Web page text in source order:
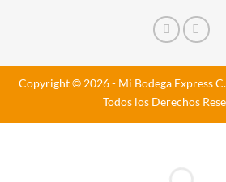
Copyright © 2026 - Mi Bodega Express
Todos los Derechos